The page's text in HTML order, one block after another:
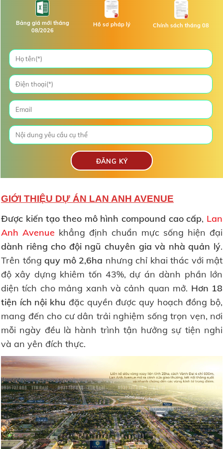
Bảng giá mới tháng
08/2026
Hồ sơ pháp lý Chính sách tháng 08
GIỚI THIỆU DỰ ÁN LAN ANH AVENUE
Được kiến tạo theo mô hình compound cao cấp, Lan
Anh Avenue khẳng định chuẩn mực sống hiện đại
dành riêng cho đội ngũ chuyên gia và nhà quản lý.
Trên tổng quy mô 2,6ha nhưng chỉ khai thác với mật
độ xây dựng khiêm tốn 43%, dự án dành phần lớn
diện tích cho mảng xanh và cảnh quan mở. Hơn 18
tiện ích nội khu đặc quyền được quy hoạch đồng bộ,
mang đến cho cư dân trải nghiệm sống trọn vẹn, nơi
mỗi ngày đều là hành trình tận hưởng sự tiện nghi
và an yên đích thực.